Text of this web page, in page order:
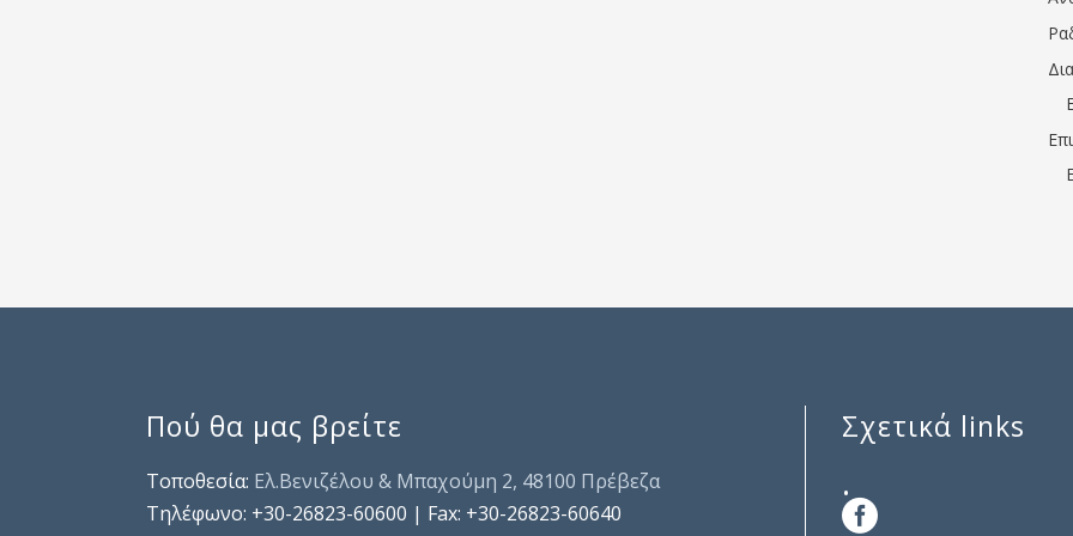
Πού θα μας βρείτε
Τοποθεσία: Ελ.Βενιζέλου & Μπαχούμη 2, 48100 Πρέβεζα
Τηλέφωνo: +30-26823-60600 | Fax: +30-26823-60640
Σχετικά links
.